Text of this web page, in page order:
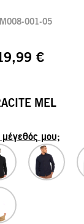
001-05
€
MEL
μέγεθός μου;